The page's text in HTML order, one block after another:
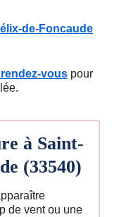
de-Foncaude
vous pour
à Saint-
(33540)
de vent ou une